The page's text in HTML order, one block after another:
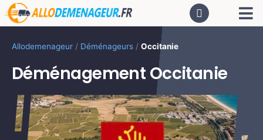
Passer
au
Allodemenageur / Déménageurs / Occitanie
Déménagement Occitanie